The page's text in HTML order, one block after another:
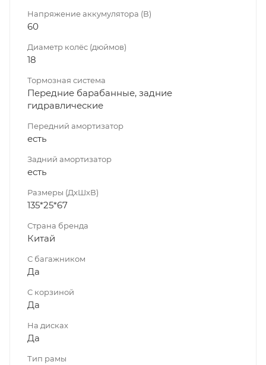
Напряжение аккумулятора (В)
60
Диаметр колёс (дюймов)
18
Тормозная система
Передние барабанные, задние
гидравлические
Передний амортизатор
есть
Задний амортизатор
есть
Размеры (ДхШхВ)
135*25*67
Страна бренда
Китай
С багажником
Да
C корзиной
Да
На дисках
Да
Тип рамы